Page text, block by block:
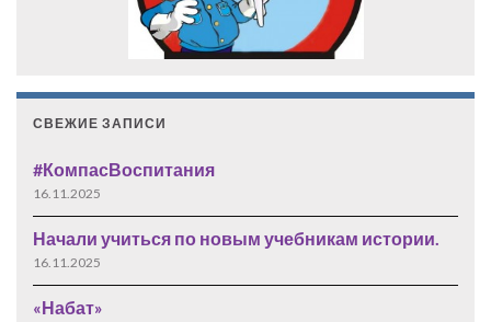
СВЕЖИЕ ЗАПИСИ
#КомпасВоспитания
16.11.2025
Начали учиться по новым учебникам истории.
16.11.2025
«Набат»